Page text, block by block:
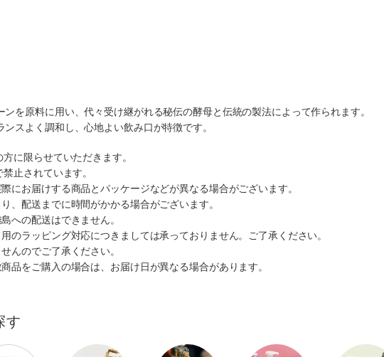
を原料に用い、代々受け継がれる秘伝の酵母と伝統の製法によって作られます。
スよく調和し、心地よい飲み口が特徴です。
に限らせていただきます。
止されています。
にお届けする商品とパッケージなどが異なる場合がございます。
、配送までに時間がかかる場合がございます。
への配送はできません。
のラッピング対応につきましては承っておりません。ご了承ください。
んのでご了承ください。
品をご購入の場合は、お届け日が異なる場合があります。
す